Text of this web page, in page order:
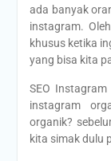
ada banyak
instagram.
khusus ketika
yang bisa kita
SEO
instagram
organik?
kita simak dulu